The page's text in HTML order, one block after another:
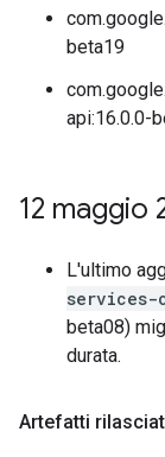
beta19
api:16.0.0-
12 maggio
L'ultimo
services-
beta08)
durata.
Artefatti